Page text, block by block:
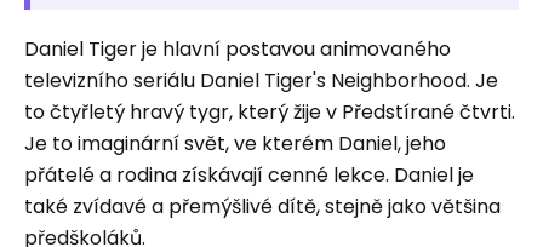
Daniel Tiger je hlavní postavou animovaného
televizního seriálu Daniel Tiger's Neighborhood. Je
to čtyřletý hravý tygr, který žije v Předstírané čtvrti.
Je to imaginární svět, ve kterém Daniel, jeho
přátelé a rodina získávají cenné lekce. Daniel je
také zvídavé a přemýšlivé dítě, stejně jako většina
předškoláků.